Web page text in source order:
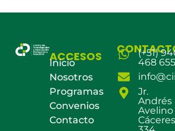
ACCESOS
Inicio
Nosotros
Programas
Convenios
Contacto
(+51)
468 655
Jr.
Andrés
Avelino
Cáceres